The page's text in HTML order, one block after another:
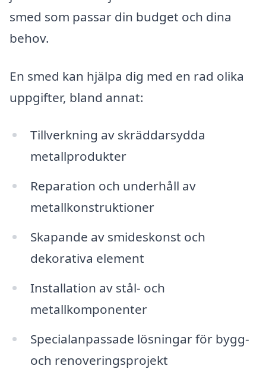
smed som passar din budget och dina
behov.
En smed kan hjälpa dig med en rad olika
uppgifter, bland annat:
Tillverkning av skräddarsydda
metallprodukter
Reparation och underhåll av
metallkonstruktioner
Skapande av smideskonst och
dekorativa element
Installation av stål- och
metallkomponenter
Specialanpassade lösningar för bygg-
och renoveringsprojekt